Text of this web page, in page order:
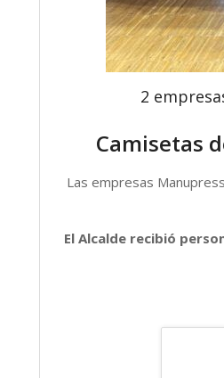
2
Camisetas
Las empresas
El Alcalde recibió